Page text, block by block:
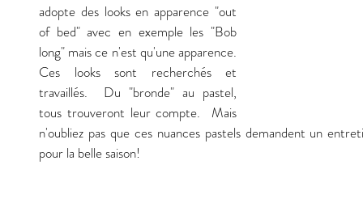
adopte des looks en apparence "out
of bed" avec en exemple les "Bob
long" mais ce n'est qu'une apparence.
Ces looks sont recherchés et
travaillés.  Du "bronde" au pastel,
tous trouveront leur compte.  Mais
n'oubliez pas que ces nuances pastels demandent un
pour la belle saison!